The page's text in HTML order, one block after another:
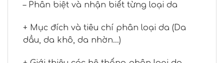
– Phân biệt và nhận biết từng loại da
+ Mục đích và tiêu chí phân loại da (Da
dầu, da khô, da nhờn…)